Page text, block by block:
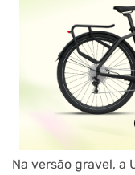
Na versão gravel, a